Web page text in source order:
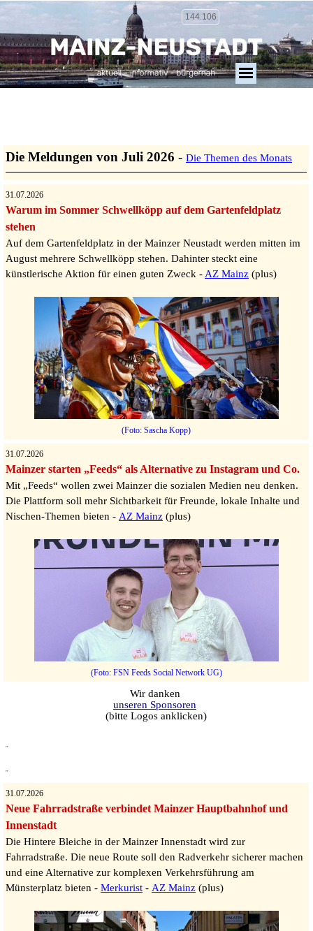
144.106
Die Meldungen von Juli 2026 - Die Themen des Monats
31.07.2026
Warum im Sommer Schwellköpp auf dem Gartenfeldplatz
stehen
Auf dem Gartenfeldplatz in der Mainzer Neustadt werden mitten im
August mehrere Schwellköpp stehen. Dahinter steckt eine
künstlerische Aktion für einen guten Zweck - AZ Mainz (plus)
(Foto: Sascha Kopp)
31.07.2026
Mainzer starten „Feeds“ als Alternative zu Instagram und Co.
Mit „Feeds“ wollen zwei Mainzer die sozialen Medien neu denken.
Die Plattform soll mehr Sichtbarkeit für Freunde, lokale Inhalte und
Nischen-Themen bieten - AZ Mainz (plus)
(Foto: FSN Feeds Social Network UG)
Wir danken
unseren Sponsoren
(bitte Logos anklicken)
31.07.2026
Neue Fahrradstraße verbindet Mainzer Hauptbahnhof und
Innenstadt
Die Hintere Bleiche in der Mainzer Innenstadt wird zur
Fahrradstraße. Die neue Route soll den Radverkehr sicherer machen
und eine Alternative zur komplexen Verkehrsführung am
Münsterplatz bieten - Merkurist - AZ Mainz (plus)